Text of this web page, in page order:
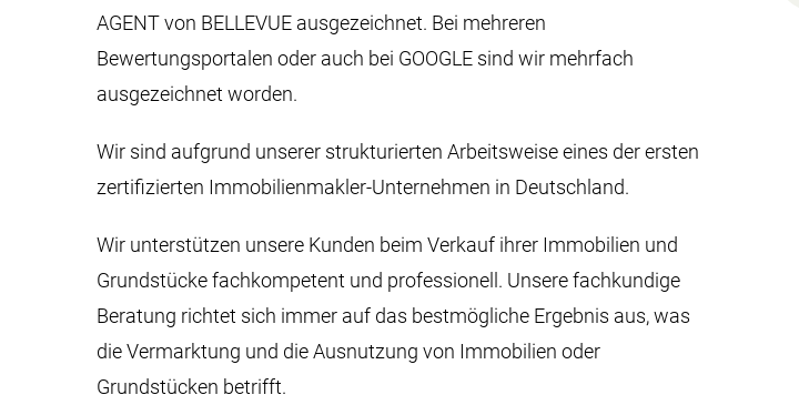
AGENT von BELLEVUE ausgezeichnet. Bei mehreren
Bewertungsportalen oder auch bei GOOGLE sind wir mehrfach
ausgezeichnet worden.
Wir sind aufgrund unserer strukturierten Arbeitsweise eines der ersten
zertifizierten Immobilienmakler-Unternehmen in Deutschland.
Wir unterstützen unsere Kunden beim Verkauf ihrer Immobilien und
Grundstücke fachkompetent und professionell. Unsere fachkundige
Beratung richtet sich immer auf das bestmögliche Ergebnis aus, was
die Vermarktung und die Ausnutzung von Immobilien oder
Grundstücken betrifft.